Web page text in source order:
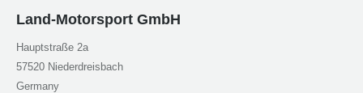
Land-Motorsport GmbH
Hauptstraße 2a
57520 Niederdreisbach
Germany